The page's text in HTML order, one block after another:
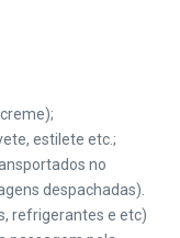
estilete etc.;
no
despachadas).
refrigerantes e etc)